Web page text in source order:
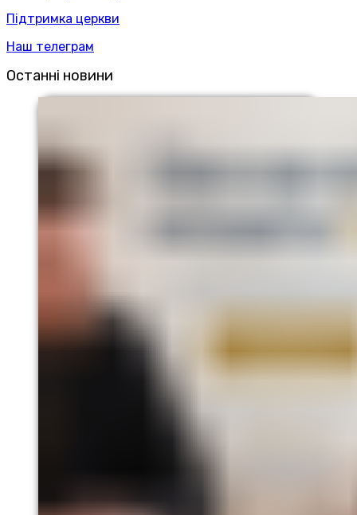
Підтримка церкви
Наш телеграм
Останні новини